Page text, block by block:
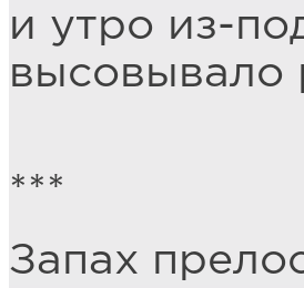
и утро из-
высовывало
***
Запах